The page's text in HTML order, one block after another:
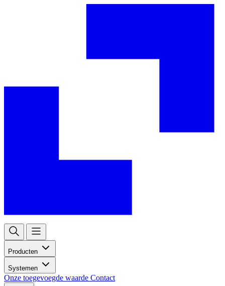
Producten
Systemen
Onze toegevoegde waarde Contact